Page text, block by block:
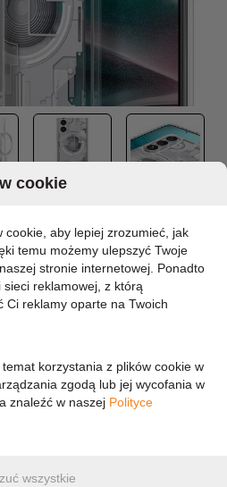
S26+ (ZERO
cookie
cookie, aby lepiej zrozumieć, jak
temu możemy ulepszyć Twoje
stronie internetowej. Ponadto
reklamowej, z którą
Ci reklamy oparte na Twoich
korzystania z plików cookie w
zgodą lub jej wycofania w
znaleźć w naszej Polityce
wszystkie